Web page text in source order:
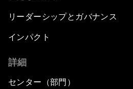
リーダーシップとガバナンス
インパクト
詳細
センター（部門）